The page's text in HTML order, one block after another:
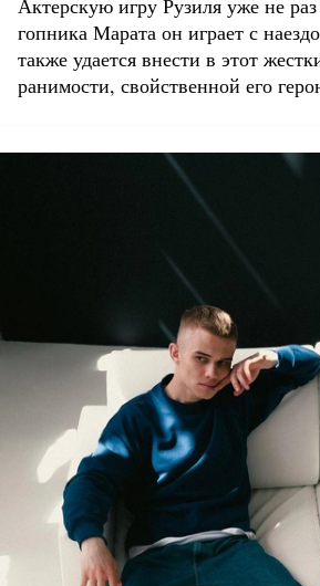
гопника Марата он играет с
также удается внести в этот
ранимости, свойственной его